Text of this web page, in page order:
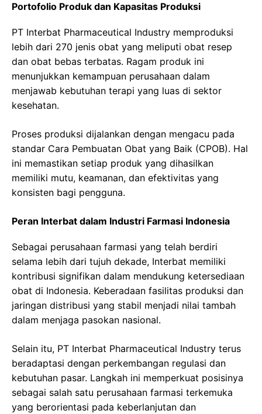
Portofolio Produk dan Kapasitas Produksi
PT Interbat Pharmaceutical Industry memproduksi
lebih dari 270 jenis obat yang meliputi obat resep
dan obat bebas terbatas. Ragam produk ini
menunjukkan kemampuan perusahaan dalam
menjawab kebutuhan terapi yang luas di sektor
kesehatan.
Proses produksi dijalankan dengan mengacu pada
standar Cara Pembuatan Obat yang Baik (CPOB). Hal
ini memastikan setiap produk yang dihasilkan
memiliki mutu, keamanan, dan efektivitas yang
konsisten bagi pengguna.
Peran Interbat dalam Industri Farmasi Indonesia
Sebagai perusahaan farmasi yang telah berdiri
selama lebih dari tujuh dekade, Interbat memiliki
kontribusi signifikan dalam mendukung ketersediaan
obat di Indonesia. Keberadaan fasilitas produksi dan
jaringan distribusi yang stabil menjadi nilai tambah
dalam menjaga pasokan nasional.
Selain itu, PT Interbat Pharmaceutical Industry terus
beradaptasi dengan perkembangan regulasi dan
kebutuhan pasar. Langkah ini memperkuat posisinya
sebagai salah satu perusahaan farmasi terkemuka
yang berorientasi pada keberlanjutan dan